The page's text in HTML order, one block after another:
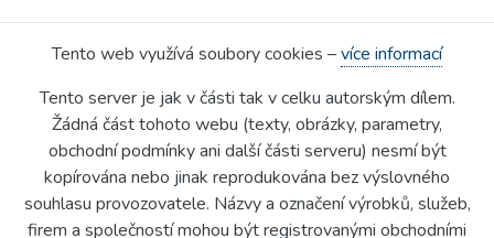
Tento web využívá soubory cookies –více informací
Tento server je jak v části tak v celku autorským dílem.
Žádná část tohoto webu (texty, obrázky, parametry,
obchodní podmínky ani další části serveru) nesmí být
kopírována nebo jinak reprodukována bez výslovného
souhlasu provozovatele. Názvy a označení výrobků, služeb,
firem a společností mohou být registrovanými obchodními